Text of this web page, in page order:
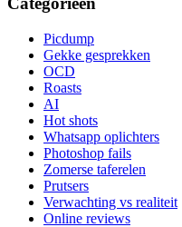
Picdump
Gekke gesprekken
OCD
Roasts
AI
Hot shots
Whatsapp oplichters
Photoshop fails
Zomerse taferelen
Prutsers
Verwachting vs realiteit
Online reviews